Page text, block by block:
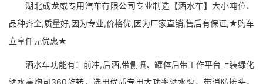
湖北成龙威专用汽车有限公司专业制造【洒水车】大小吨位、
品种齐全,质量好,因为专业,价格优,因为厂家直销,售后有保证,★购车
立享仟元优惠★
洒水车功能有：前冲,后洒,带侧喷、罐体后带工作平台上装绿化
洒水高炮可360旋转，选用优质专用大功率洒水泵，带消防接头，